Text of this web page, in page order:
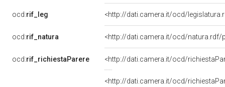
ocd:rif_leg <http://dati.camera.it/ocd/
ocd:rif_natura <http://dati.camera.it/ocd/natura.rdf/
ocd:rif_richiestaParere <http://dati.camera.it/ocd/
<http://dati.camera.it/ocd/